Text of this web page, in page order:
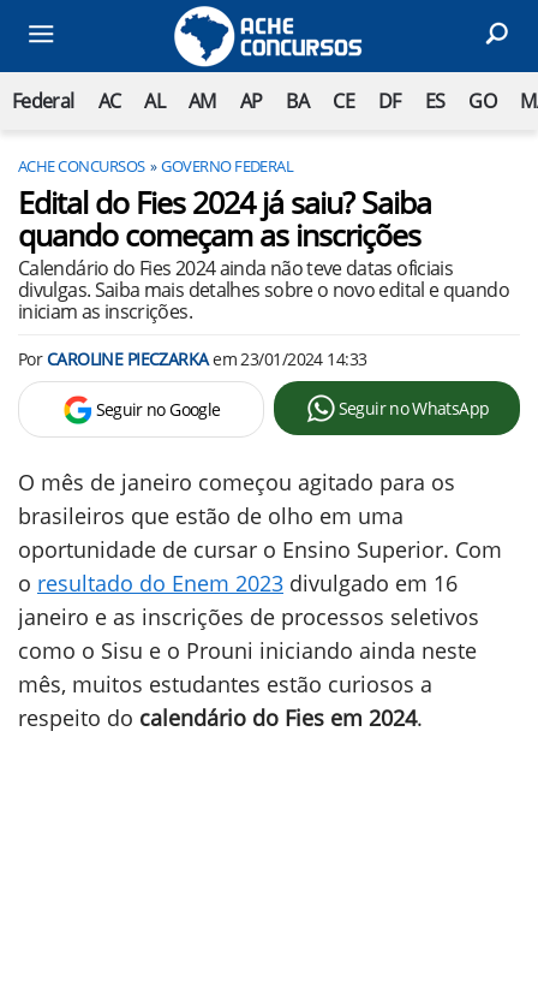
Federal AC AL AM AP BA CE DF ES GO
ACHE CONCURSOS GOVERNO FEDERAL
Edital do Fies 2024 já saiu? Saiba
quando começam as inscrições
Calendário do Fies 2024 ainda não teve datas oficiais
divulgas. Saiba mais detalhes sobre o novo edital e quando
iniciam as inscrições.
PorCAROLINE PIECZARKAem23/01/2024 14:33
Seguir no Google Seguir no WhatsApp
O mês de janeiro começou agitado para os
brasileiros que estão de olho em uma
oportunidade de cursar o Ensino Superior. Com
o resultado do Enem 2023 divulgado em 16
janeiro e as inscrições de processos seletivos
como o Sisu e o Prouni iniciando ainda neste
mês, muitos estudantes estão curiosos a
respeito do calendário do Fies em 2024.